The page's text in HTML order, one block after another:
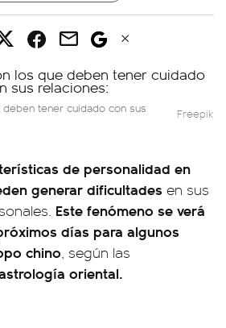
tener cuidado con sus Freepik
de personalidad en
generar dificultades en sus
Este fenómeno se verá
días para algunos
chino, según las
oriental.